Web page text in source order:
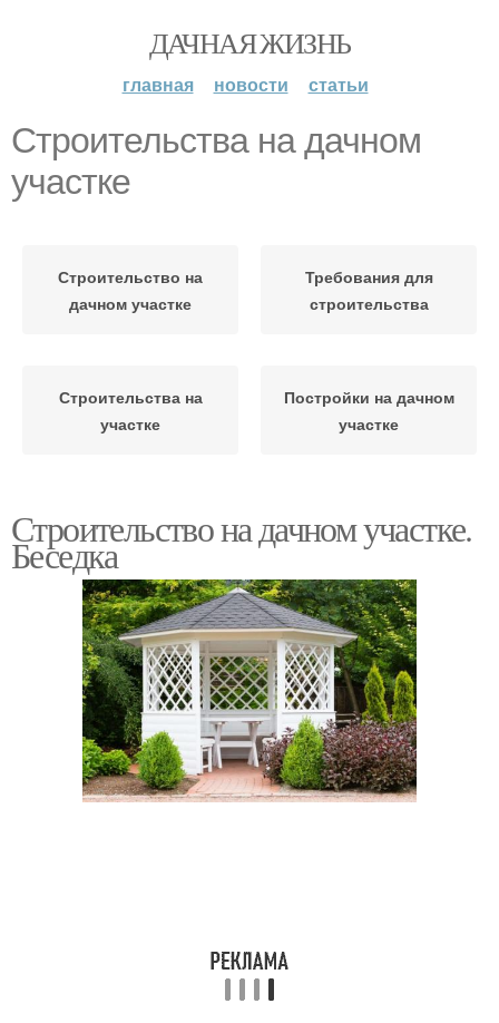
ДАЧНАЯ ЖИЗНЬ
главная новости статьи
Строительства на дачном
участке
Строительство на
дачном участке
Требования для
строительства
Строительства на
участке
Постройки на дачном
участке
Строительство на дачном участке.
Беседка